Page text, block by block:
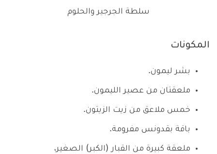
سلطة الجرجير والحلوم
المكونات
بشر ليمون.
ملعقتان من عصير الليمون.
خمس ملاعق من زيت الزيتون.
باقة بقدونس مفرومة.
ملعقة كبيرة من القبار (الكبر) الصغير،